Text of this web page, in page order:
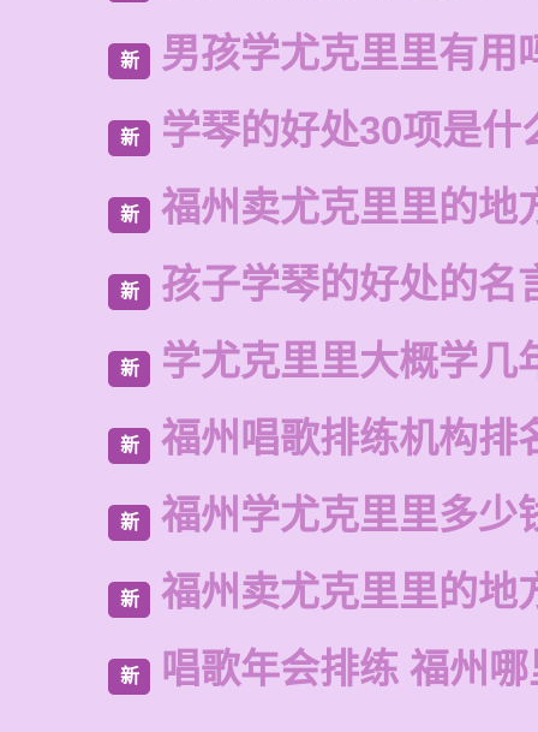
新 男孩学尤克里里有用
新 学琴的好处30项是什
新 福州卖尤克里里的地
新 孩子学琴的好处的名
新 学尤克里里大概学几
新 福州唱歌排练机构排
新 福州学尤克里里多少
新 福州卖尤克里里的地
新 唱歌年会排练 福州